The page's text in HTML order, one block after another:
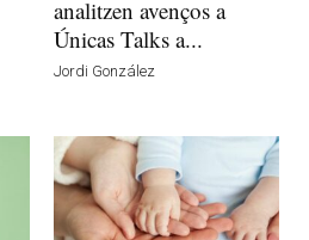
analitzen avenços a
Únicas Talks a...
Jordi González